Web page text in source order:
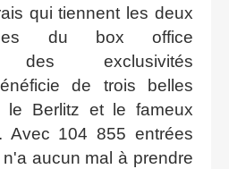
qui tiennent les deux
du box office
des exclusivités
de trois belles
Berlitz et le fameux
Avec 104 855 entrées
aucun mal à prendre